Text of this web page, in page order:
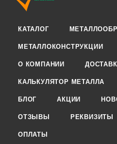
КАТАЛОГ
МЕТАЛЛОКОНСТРУКЦИИ
О КОМПАНИИ
КАЛЬКУЛЯТОР МЕТАЛЛА
БЛОГ АКЦИИ
ОТЗЫВЫ РЕКВИЗИТЫ
ОПЛАТЫ